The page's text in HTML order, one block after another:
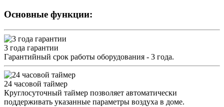
Основные функции:
3 года гарантии
Гарантийный срок работы оборудования - 3 года.
24 часовой таймер
Круглосуточный таймер позволяет автоматически
поддерживать указанные параметры воздуха в доме.